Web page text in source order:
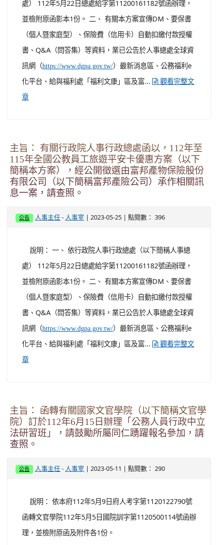
處） 112年5月22日總處給字第11200161182號函辦理，
並檢附原函影本1份。 二、 有關本方案宣傳DM、要保書
（個人暨家庭型）、保險費（信用卡）自動扣繳付款授權
書、Q&A（問答集）等資料，業已公告於人事總處全球資
訊網（https://www.dgpa.gov.tw/）最新消息區、公務福利e
化平台、給與福利處「福利文康」區及富...
觀看完整文
章
主旨： 有關行政院人事行政總處函以，112年至
115年全國公教員工旅遊平安卡優惠方案（以下
簡稱本方案），經公開徵選由富邦產物保險股份
有限公司（以下簡稱富邦產險公司）承作相關訊
息一案，請查照。
公告 人事主任 - 人事室 | 2023-05-25 | 點閱數： 396
說明： 一、 依行政院人事行政總處（以下簡稱人事總
處） 112年5月22日總處給字第11200161182號函辦理，
並檢附原函影本1份。 二、 有關本方案宣傳DM、要保書
（個人暨家庭型）、保險費（信用卡）自動扣繳付款授權
書、Q&A（問答集）等資料，業已公告於人事總處全球資
訊網（https://www.dgpa.gov.tw/）最新消息區、公務福利e
化平台、給與福利處「福利文康」區及富...
觀看完整文
章
主旨： 函轉有關國家文官學院（以下簡稱文官學
院）訂於112年6月15日辦理「公務人員行政中立
法研習班」，請鼓勵所屬同仁踴躍報名參加，請
查照。
公告 人事主任 - 人事室 | 2023-05-11 | 點閱數： 290
說明： 依本府112年5月9日府人考字第1120122790號
函轉文官學院112年5月5日國院訓字第1120500114號函辦
理，並檢附原函及附件各1份。